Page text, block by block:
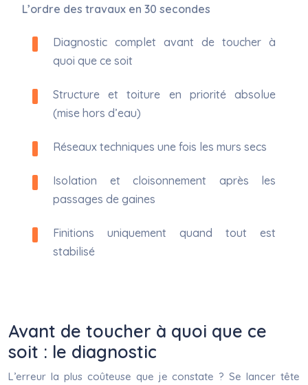
L’ordre des travaux en 30 secondes
Diagnostic complet avant de toucher à
quoi que ce soit
Structure et toiture en priorité absolue
(mise hors d’eau)
Réseaux techniques une fois les murs secs
Isolation et cloisonnement après les
passages de gaines
Finitions uniquement quand tout est
stabilisé
Avant de toucher à quoi que ce
soit : le diagnostic
L’erreur la plus coûteuse que je constate ? Se lancer tête